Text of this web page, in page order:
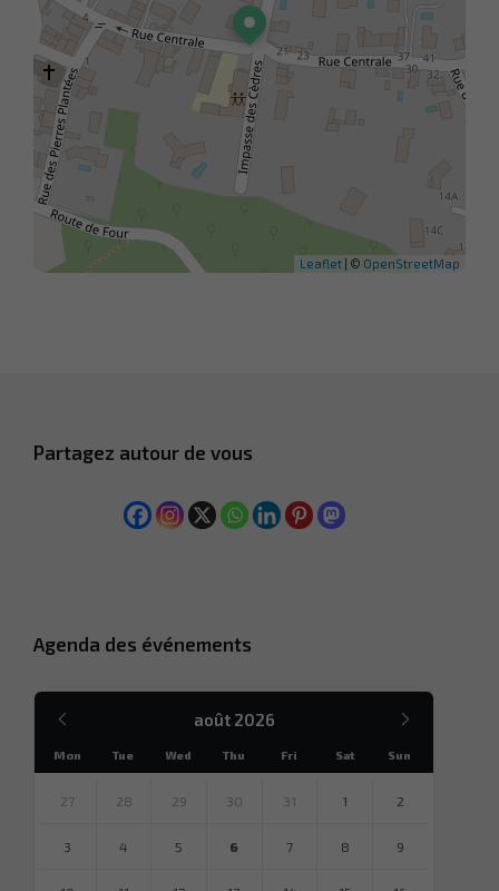
Leaflet | © OpenStreetMap
Partagez autour de vous
Agenda des événements
août 2026
précédent
Mon Tue Wed Thu Fri Sat Sun
27 28 29 30 31 1 2
3 4 5 6 7 8 9